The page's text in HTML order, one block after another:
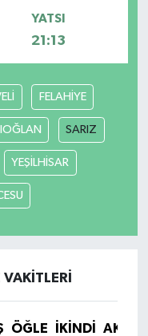
YATSI
21:13
FELAHİYE
SARIZ
YEŞİLHİSAR
ÖĞLE İKINDI